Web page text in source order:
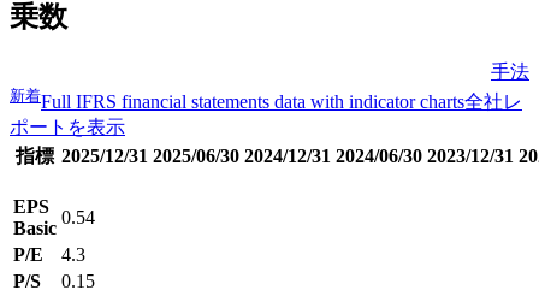
乗数
手法
新着Full IFRS financial statements data with indicator charts全社レ
ポートを表示
指標 2025/12/31 2025/06/30 2024/12/31 2024/06/30 2023/12/31
EPS
Basic
0.54
P/E
4.3
P/S
0.15